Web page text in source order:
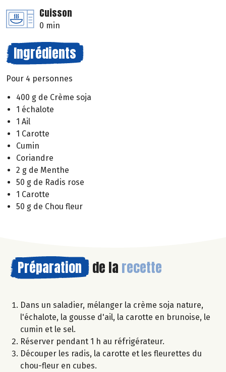
Cuisson
0 min
Ingrédients
Pour 4 personnes
400 g de Crème soja
1 échalote
1 Ail
1 Carotte
Cumin
Coriandre
2 g de Menthe
50 g de Radis rose
1 Carotte
50 g de Chou fleur
Préparation de la recette
Dans un saladier, mélanger la crème soja nature,
l'échalote, la gousse d'ail, la carotte en brunoise, le
cumin et le sel.
Réserver pendant 1 h au réfrigérateur.
Découper les radis, la carotte et les fleurettes du
chou-fleur en cubes.